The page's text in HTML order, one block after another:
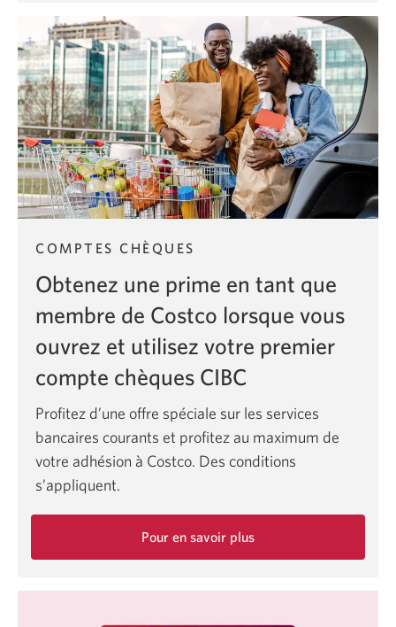
du
Compte
Intelli
pour
les
nouveaux
arrivants.
COMPTES CHÈQUES
Obtenez une prime en tant que
membre de Costco lorsque vous
ouvrez et utilisez votre premier
compte chèques CIBC
Profitez d’une offre spéciale sur les services
bancaires courants et profitez au maximum de
votre adhésion à Costco. Des conditions
s’appliquent.
Pour en savoir plus
les